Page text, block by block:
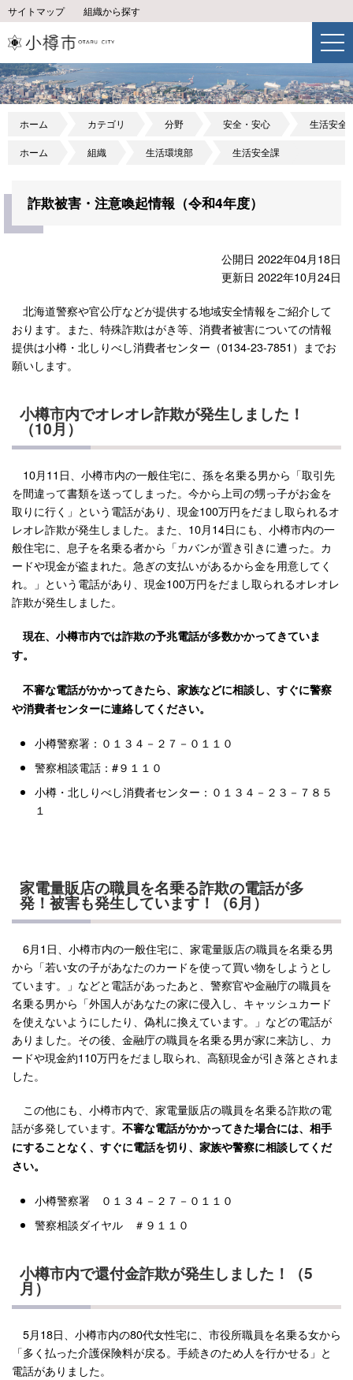
サイトマップ 組織から探す
ホーム カテゴリ 分野 安全・安心 生活安全
ホーム 組織 生活環境部 生活安全課
詐欺被害・注意喚起情報（令和4年度）
公開日 2022年04月18日
更新日 2022年10月24日
北海道警察や官公庁などが提供する地域安全情報をご紹介して
おります。また、特殊詐欺はがき等、消費者被害についての情報
提供は小樽・北しりべし消費者センター（0134-23-7851）までお
願いします。
小樽市内でオレオレ詐欺が発生しました！
（10月）
10月11日、小樽市内の一般住宅に、孫を名乗る男から「取引先
を間違って書類を送ってしまった。今から上司の甥っ子がお金を
取りに行く」という電話があり、現金100万円をだまし取られるオ
レオレ詐欺が発生しました。また、10月14日にも、小樽市内の一
般住宅に、息子を名乗る者から「カバンが置き引きに遭った。カ
ードや現金が盗まれた。急ぎの支払いがあるから金を用意してく
れ。」という電話があり、現金100万円をだまし取られるオレオレ
詐欺が発生しました。
現在、小樽市内では詐欺の予兆電話が多数かかってきていま
す。
不審な電話がかかってきたら、家族などに相談し、すぐに警察
や消費者センターに連絡してください。
小樽警察署：０１３４－２７－０１１０
警察相談電話：#９１１０
小樽・北しりべし消費者センター：０１３４－２３－７８５
１
家電量販店の職員を名乗る詐欺の電話が多
発！被害も発生しています！（6月）
6月1日、小樽市内の一般住宅に、家電量販店の職員を名乗る男
から「若い女の子があなたのカードを使って買い物をしようとし
ています。」などと電話があったあと、警察官や金融庁の職員を
名乗る男から「外国人があなたの家に侵入し、キャッシュカード
を使えないようにしたり、偽札に換えています。」などの電話が
ありました。その後、金融庁の職員を名乗る男が家に来訪し、カ
ードや現金約110万円をだまし取られ、高額現金が引き落とされま
した。
この他にも、小樽市内で、家電量販店の職員を名乗る詐欺の電
話が多発しています。 不審な電話がかかってきた場合には、相手
にすることなく、すぐに電話を切り、家族や警察に相談してくだ
さい。
小樽警察署 ０１３４－２７－０１１０
警察相談ダイヤル ＃９１１０
小樽市内で還付金詐欺が発生しました！（5
月）
5月18日、小樽市内の80代女性宅に、市役所職員を名乗る女から
「多く払った介護保険料が戻る。手続きのため人を行かせる」と
電話がありました。